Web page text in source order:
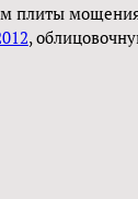
плиты
,